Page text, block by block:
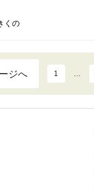
くの
ジへ 1 …